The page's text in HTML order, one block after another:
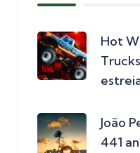
Hot
João
441